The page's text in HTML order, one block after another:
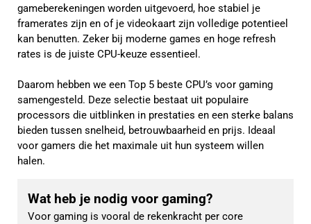
gameberekeningen worden uitgevoerd, hoe stabiel je
framerates zijn en of je videokaart zijn volledige potentieel
kan benutten. Zeker bij moderne games en hoge refresh
rates is de juiste CPU-keuze essentieel.
Daarom hebben we een Top 5 beste CPU’s voor gaming
samengesteld. Deze selectie bestaat uit populaire
processors die uitblinken in prestaties en een sterke balans
bieden tussen snelheid, betrouwbaarheid en prijs. Ideaal
voor gamers die het maximale uit hun systeem willen
halen.
Wat heb je nodig voor gaming?
Voor gaming is vooral de rekenkracht per core